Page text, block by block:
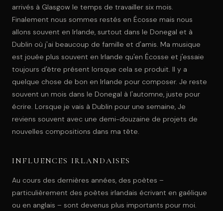
arrivés à Glasgow le temps de travailler six mois.
Finalement nous sommes restés en Écosse mais nous
allons souvent en Irlande, surtout dans le Donegal et à
Dublin où j'ai beaucoup de famille et d'amis. Ma musique
est jouée plus souvent en Irlande qu'en Écosse et j'essaie
toujours d'être présent lorsque cela se produit. Il y a
quelque chose de bon en Irlande pour composer. Je reste
souvent un mois dans le Donegal à l'automne, juste pour
écrire. Lorsque je vais à Dublin pour une semaine, Je
reviens souvent avec une demi-douzaine de projets de
nouvelles compositions dans ma tête.
INFLUENCES IRLANDAISES
Au cours des dernières années, des poètes –
particulièrement des poètes irlandais écrivant en gaélique
ou en anglais – sont devenus plus importants pour moi.